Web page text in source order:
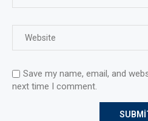
Save my name, email, and
next time I comment.